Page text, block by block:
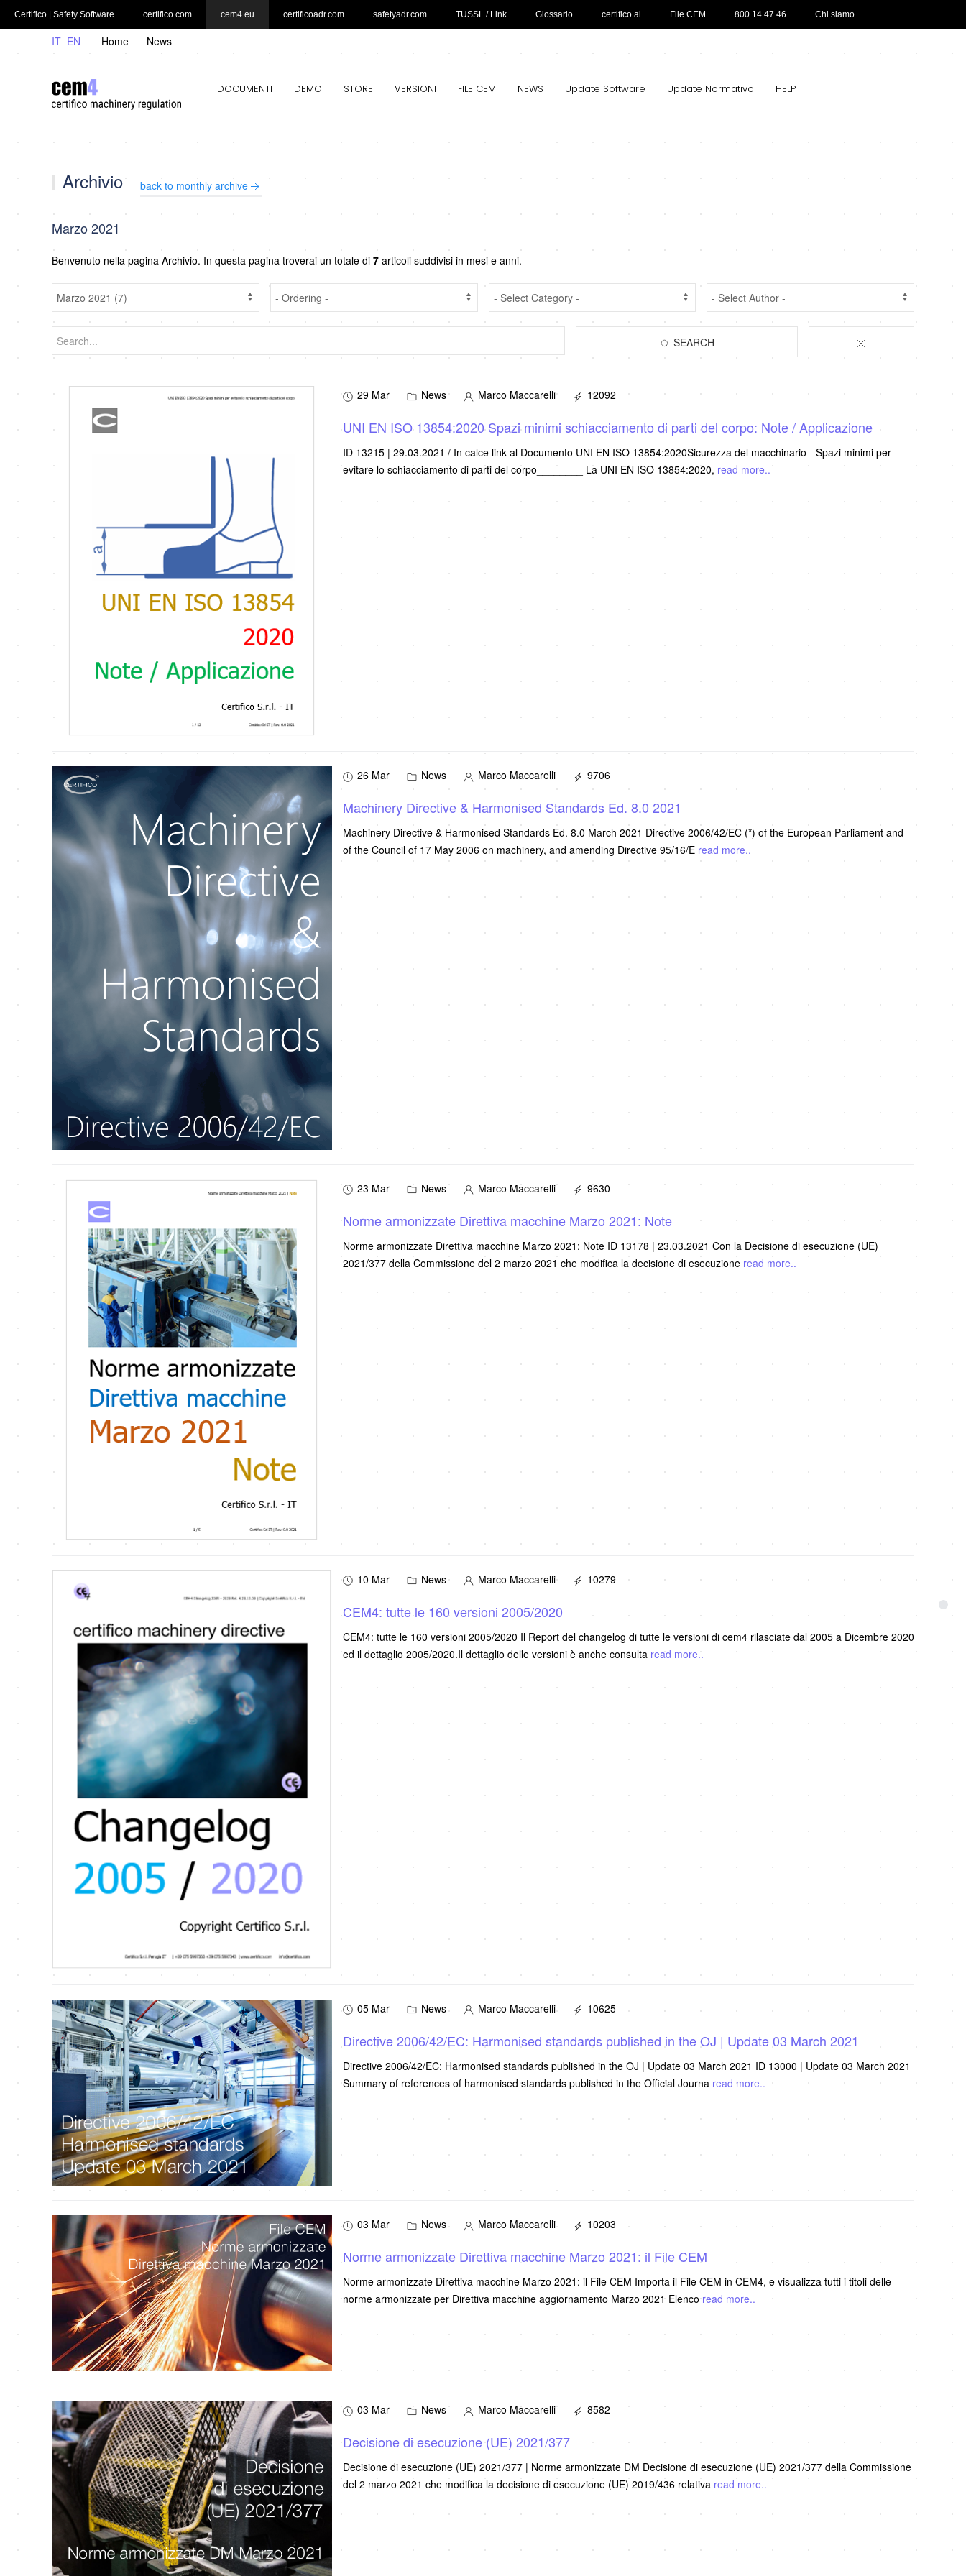
Certifico | Safety Software certifico.com cem4.eu certificoadr.com safetyadr.com TUSSL / Link Glossario certifico.ai File CEM 800 14 47 46 Chi siamo
IT EN Home News
DOCUMENTI DEMO STORE VERSIONI FILE CEM NEWS Update Software Update Normativo HELP
Archivio back to monthly archive
Marzo 2021
Benvenuto nella pagina Archivio. In questa pagina troverai un totale di 7 articoli suddivisi in mesi e anni.
SEARCH
29 Mar News Marco Maccarelli 12092
UNI EN ISO 13854:2020 Spazi minimi schiacciamento di parti del corpo: Note / Applicazione
ID 13215 | 29.03.2021 / In calce link al Documento UNI EN ISO 13854:2020Sicurezza del macchinario - Spazi minimi per
evitare lo schiacciamento di parti del corpo________ La UNI EN ISO 13854:2020, read more..
26 Mar News Marco Maccarelli 9706
Machinery Directive & Harmonised Standards Ed. 8.0 2021
Machinery Directive & Harmonised Standards Ed. 8.0 March 2021 Directive 2006/42/EC (*) of the European Parliament and
of the Council of 17 May 2006 on machinery, and amending Directive 95/16/E read more..
23 Mar News Marco Maccarelli 9630
Norme armonizzate Direttiva macchine Marzo 2021: Note
Norme armonizzate Direttiva macchine Marzo 2021: Note ID 13178 | 23.03.2021 Con la Decisione di esecuzione (UE)
2021/377 della Commissione del 2 marzo 2021 che modifica la decisione di esecuzione read more..
10 Mar News Marco Maccarelli 10279
CEM4: tutte le 160 versioni 2005/2020
CEM4: tutte le 160 versioni 2005/2020 Il Report del changelog di tutte le versioni di cem4 rilasciate dal 2005 a Dicembre 2020
ed il dettaglio 2005/2020.Il dettaglio delle versioni è anche consulta read more..
05 Mar News Marco Maccarelli 10625
Directive 2006/42/EC: Harmonised standards published in the OJ | Update 03 March 2021
Directive 2006/42/EC: Harmonised standards published in the OJ | Update 03 March 2021 ID 13000 | Update 03 March 2021
Summary of references of harmonised standards published in the Official Journa read more..
03 Mar News Marco Maccarelli 10203
Norme armonizzate Direttiva macchine Marzo 2021: il File CEM
Norme armonizzate Direttiva macchine Marzo 2021: il File CEM Importa il File CEM in CEM4, e visualizza tutti i titoli delle
norme armonizzate per Direttiva macchine aggiornamento Marzo 2021 Elenco read more..
03 Mar News Marco Maccarelli 8582
Decisione di esecuzione (UE) 2021/377
Decisione di esecuzione (UE) 2021/377 | Norme armonizzate DM Decisione di esecuzione (UE) 2021/377 della Commissione
del 2 marzo 2021 che modifica la decisione di esecuzione (UE) 2019/436 relativa read more..